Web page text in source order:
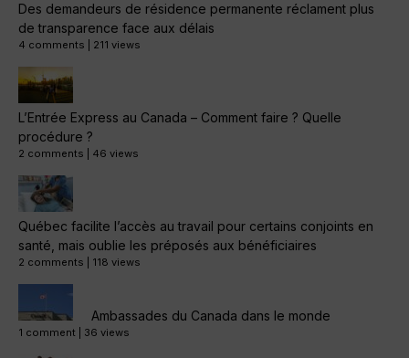
Des demandeurs de résidence permanente réclament plus
de transparence face aux délais
4 comments 211 views
L’Entrée Express au Canada – Comment faire ? Quelle
procédure ?
2 comments 46 views
Québec facilite l’accès au travail pour certains conjoints en
santé, mais oublie les préposés aux bénéficiaires
2 comments 118 views
Ambassades du Canada dans le monde
1 comment 36 views